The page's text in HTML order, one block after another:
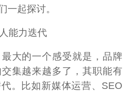
一起探讨。
能力迭代
大的一个感受就是，品牌
集越来越多了，其职能有
。比如新媒体运营、SEO